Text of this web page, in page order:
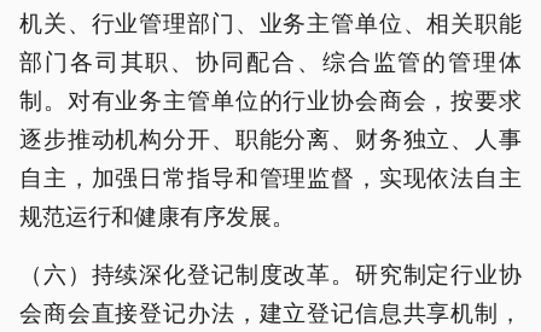
机关、行业管理部门、业务主管单位、相关职能
部门各司其职、协同配合、综合监管的管理体
制。对有业务主管单位的行业协会商会，按要求
逐步推动机构分开、职能分离、财务独立、人事
自主，加强日常指导和管理监督，实现依法自主
规范运行和健康有序发展。
（六）持续深化登记制度改革。研究制定行业协
会商会直接登记办法，建立登记信息共享机制，